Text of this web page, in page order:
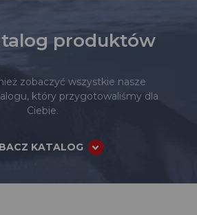
produktów
zobaczyć wszystkie nasze
który przygotowaliśmy dla
Ciebie.
KATALOG